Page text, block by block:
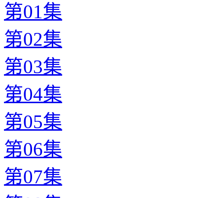
第01集
第02集
第03集
第04集
第05集
第06集
第07集